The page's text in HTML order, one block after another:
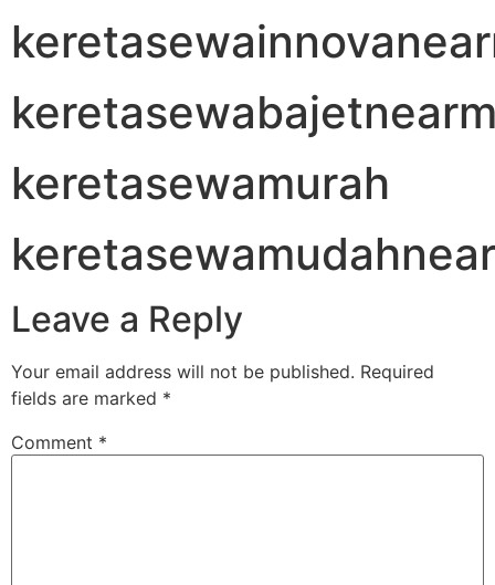
keretasewamurah
Leave a Reply
Your email address will not be published. Required
fields are marked *
Comment *